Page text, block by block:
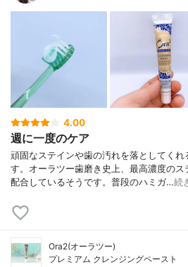
4.00
週に一度のケア
頑固なステインや歯の汚れを落としてくれ
す。オーラツー歯磨き史上、最高濃度の
配合しているそうです。普段のハミガ…続
Ora2(オーラツー)
プレミアム クレンジングペースト